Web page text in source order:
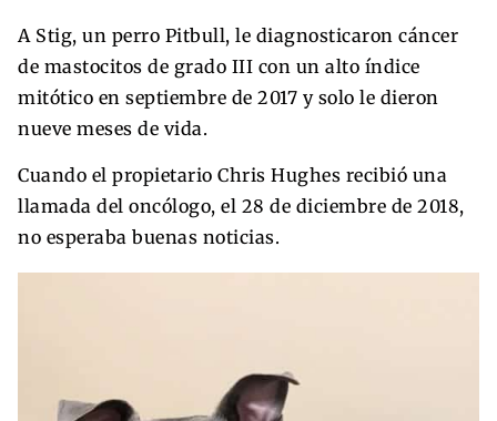
A Stig, un perro Pitbull, le diagnosticaron cáncer
de mastocitos de grado III con un alto índice
mitótico en septiembre de 2017 y solo le dieron
nueve meses de vida.
Cuando el propietario Chris Hughes recibió una
llamada del oncólogo, el 28 de diciembre de 2018,
no esperaba buenas noticias.